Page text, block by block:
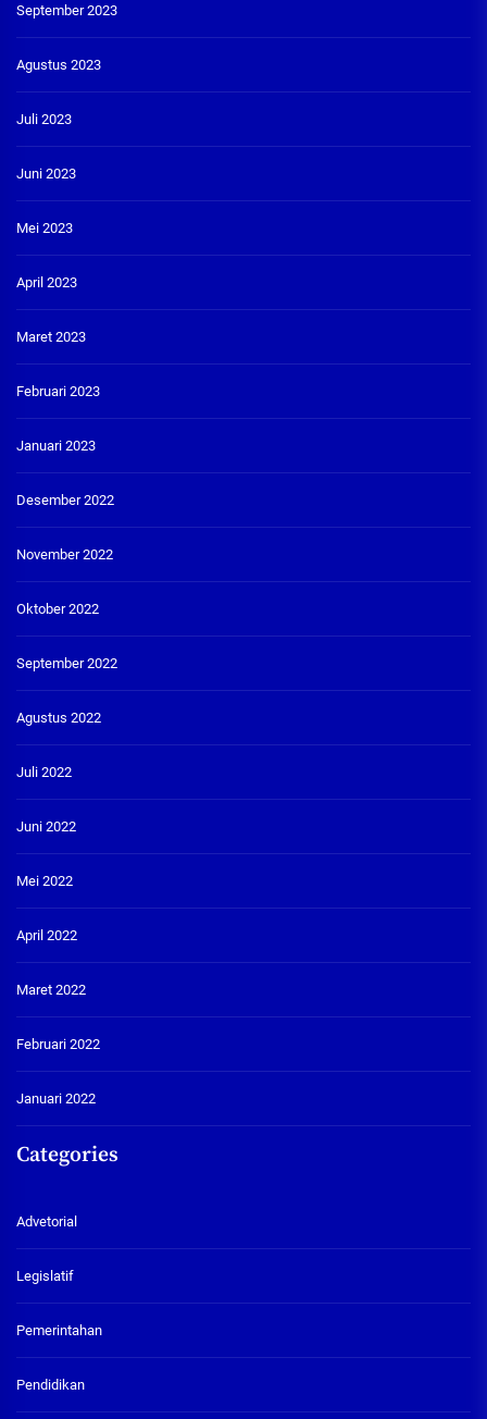
September 2023
Agustus 2023
Juli 2023
Juni 2023
Mei 2023
April 2023
Maret 2023
Februari 2023
Januari 2023
Desember 2022
November 2022
Oktober 2022
September 2022
Agustus 2022
Juli 2022
Juni 2022
Mei 2022
April 2022
Maret 2022
Februari 2022
Januari 2022
Categories
Advetorial
Legislatif
Pemerintahan
Pendidikan